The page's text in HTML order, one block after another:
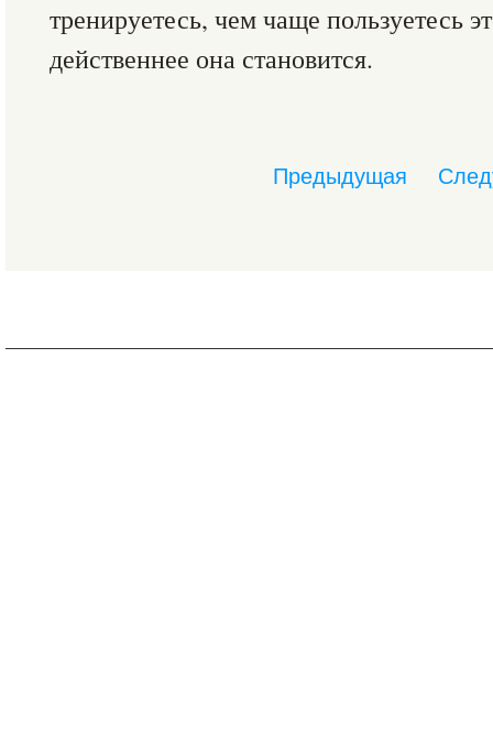
тренируетесь, чем чаще пользуетесь
действеннее она становится.
Предыдущая